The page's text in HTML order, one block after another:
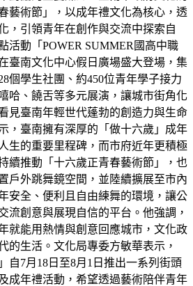
藝術節」，以成年禮文化為核心，透
，引領青年在創作與交流中探索自
活動「POWER SUMMER國高中職
臺南文化中心假日廣場盛大登場，集
個學生社團、約450位青年學子接力
哈、饒舌等多元展演，讓城市街角化
見臺南年輕世代蓬勃的創造力與生命
，臺南擁有深厚的「做十六歲」成年
生的重要里程碑，而市府近年更積極
續推動「十六歲正青春藝術節」，也
戶外跳舞鏡空間，並陸續擴展至市內
安全、便利且自由練舞的環境，讓公
流創意與展現自信的平台。他強調，
就能用熱情與創意回應城市，文化政
的生活。文化局專委方敏華表示，
自7月18日至8月1日推出一系列街頭
成年禮活動，希望透過藝術陪伴青年